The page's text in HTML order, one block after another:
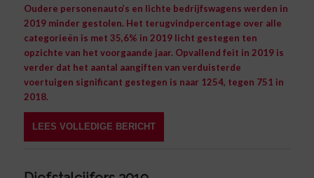
Oudere personenauto’s en lichte bedrijfswagens werden in
2019 minder gestolen. Het terugvindpercentage over alle
categorieën is met 35,6% in 2019 licht gestegen ten
opzichte van het voorgaande jaar. Opvallend feit in 2019 is
verder dat het aantal aangiften van verduisterde
voertuigen significant gestegen is naar 1254, tegen 751 in
2018.
LEES VOLLEDIGE BERICHT